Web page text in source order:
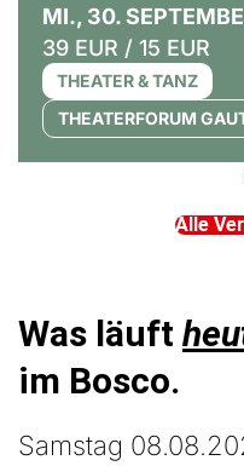
MI., 30.
39 EUR / 15 EUR
THEATER & TANZ
THEATERFORUM
Alle
Was läuft
im Bosco.
Samstag